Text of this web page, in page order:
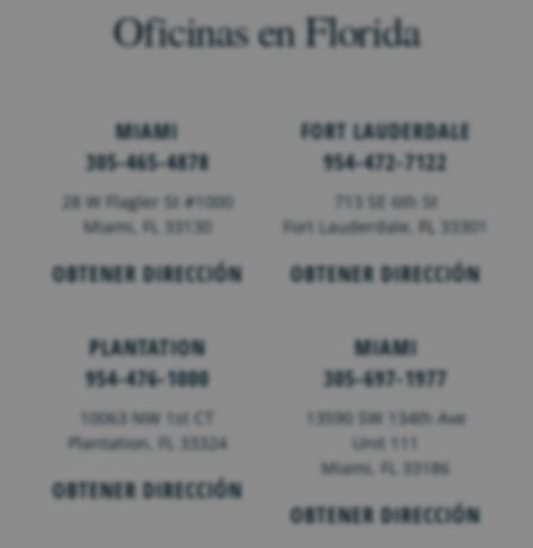
Oficinas en Florida
MIAMI
305-465-4878
28 W Flagler St #1000
Miami, FL 33130
OBTENER DIRECCIÓN
FORT LAUDERDALE
954-472-7122
713 SE 6th St
Fort Lauderdale, FL 33301
OBTENER DIRECCIÓN
PLANTATION
954-476-1000
10063 NW 1st CT
Plantation, FL 33324
OBTENER DIRECCIÓN
MIAMI
305-697-1977
13590 SW 134th Ave
Unit 111
Miami, FL 33186
OBTENER DIRECCIÓN